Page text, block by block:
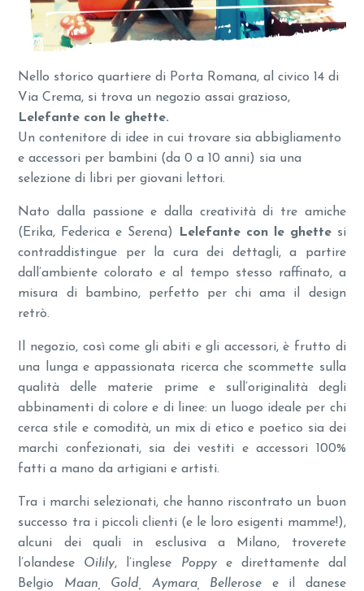
Nello storico quartiere di Porta Romana, al civico 14 di
Via Crema, si trova un negozio assai grazioso,
Lelefante con le ghette.
Un contenitore di idee in cui trovare sia abbigliamento
e accessori per bambini (da 0 a 10 anni) sia una
selezione di libri per giovani lettori.
Nato dalla passione e dalla creatività di tre amiche
(Erika, Federica e Serena)
Lelefante con le ghettesi
contraddistingue per la cura dei dettagli, a partire
dall’ambiente colorato e al tempo stesso raffinato, a
misura di bambino, perfetto per chi ama il design
retrò.
Il negozio, così come gli abiti e gli accessori, è frutto di
una lunga e appassionata ricerca che scommette sulla
qualità delle materie prime e sull’originalità degli
abbinamenti di colore e di linee: un luogo ideale per chi
cerca stile e comodità, un mix di etico e poetico sia dei
marchi confezionati, sia dei vestiti e accessori 100%
fatti a mano da artigiani e artisti.
Tra i marchi selezionati, che hanno riscontrato un buon
successo tra i piccoli clienti (e le loro esigenti mamme!),
alcuni dei quali in esclusiva a Milano, troverete
l’olandese Oilily, l’inglese Poppye direttamente dal
Belgio Maan, Gold, Aymara, Bellerose e il danese